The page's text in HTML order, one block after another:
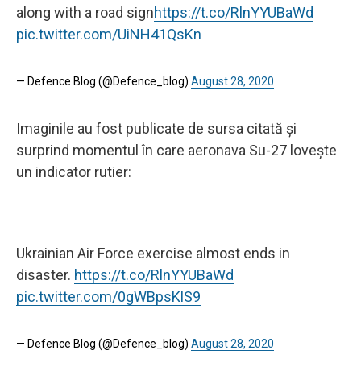
along with a road signhttps://t.co/RlnYYUBaWd
pic.twitter.com/UiNH41QsKn
— Defence Blog (@Defence_blog) August 28, 2020
Imaginile au fost publicate de sursa citată și
surprind momentul în care aeronava Su-27 lovește
un indicator rutier:
Ukrainian Air Force exercise almost ends in
disaster. https://t.co/RlnYYUBaWd
pic.twitter.com/0gWBpsKlS9
— Defence Blog (@Defence_blog) August 28, 2020